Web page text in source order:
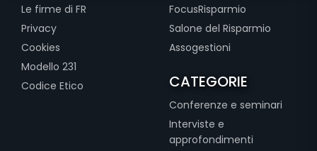
Le firme di FR
Privacy
Cookies
Modello 231
Codice Etico
FocusRisparmio
Salone del Risparmio
Assogestioni
CATEGORIE
Conferenze e seminari
Interviste e
approfondimenti